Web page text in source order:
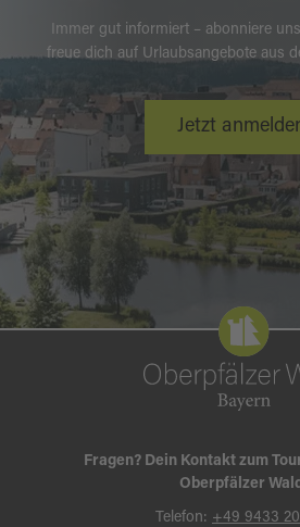
Immer gut informiert – abonniere
freue dich auf Urlaubsangebote aus
Jetzt
Fragen? Dein Kontakt zum
Oberpfälzer
Telefon: +49 9433